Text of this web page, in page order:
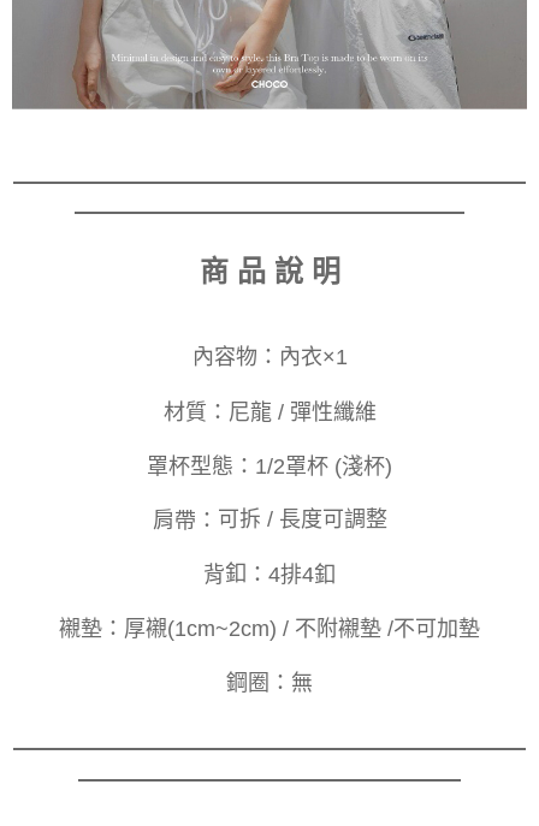
商 品 說 明
內容物： 內衣×1
材質： 尼龍 / 彈性纖維
罩杯型態： 1/2罩杯 (淺杯)
肩帶： 可拆 / 長度可調整
背釦 ： 4排4釦
襯墊： 厚襯(1cm~2cm) / 不附襯墊 /不可加墊
鋼圈： 無